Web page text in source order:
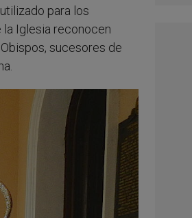
para los
Iglesia reconocen
sucesores de